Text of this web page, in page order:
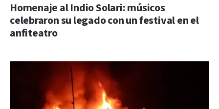
Homenaje al Indio Solari: músicos
celebraron su legado con un festival en el
anfiteatro